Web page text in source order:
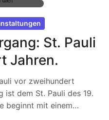
St. Pauli
Jahren.
vor zweihundert
ist dem St. Pauli des 19.
beginnt mit einem…